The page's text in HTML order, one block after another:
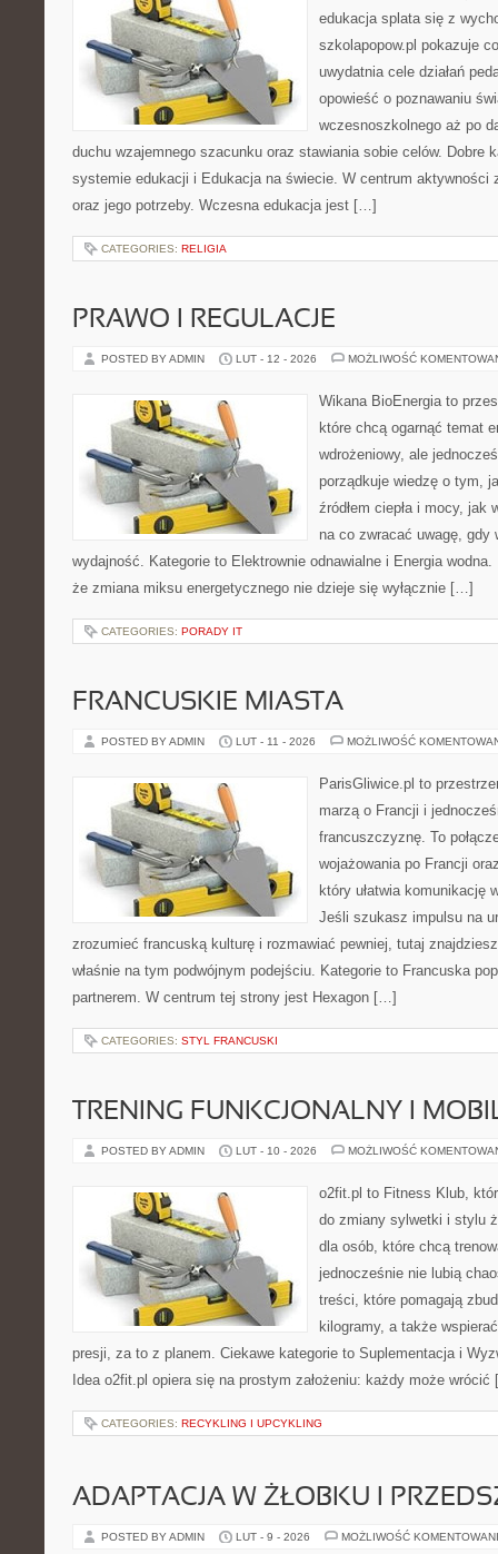
edukacja splata się z
szkolapopow.pl pokazuje
uwydatnia cele działań
opowieść o poznawaniu
wczesnoszkolnego aż po
duchu wzajemnego szacunku oraz stawiania sobie celów. Dobre
systemie edukacji i Edukacja na świecie. W centrum aktywności
oraz jego potrzeby. Wczesna edukacja jest […]
CATEGORIES: RELIGIA
PRAWO I REGULACJE
POSTED BY ADMIN LUT - 12 - 2026 MOŻLIWOŚĆ
Wikana BioEnergia to
które chcą ogarnąć temat
wdrożeniowy, ale
porządkuje wiedzę o tym,
źródłem ciepła i mocy, jak
na co zwracać uwagę, gdy
wydajność. Kategorie to Elektrownie odnawialne i Energia
że zmiana miksu energetycznego nie dzieje się wyłącznie […]
CATEGORIES: PORADY IT
FRANCUSKIE MIASTA
POSTED BY ADMIN LUT - 11 - 2026 MOŻLIWOŚĆ
ParisGliwice.pl to
marzą o Francji i
francuszczyznę. To
wojażowania po Francji
który ułatwia komunikację
Jeśli szukasz impulsu na
zrozumieć francuską kulturę i rozmawiać pewniej, tutaj
właśnie na tym podwójnym podejściu. Kategorie to Francuska
partnerem. W centrum tej strony jest Hexagon […]
CATEGORIES: STYL FRANCUSKI
TRENING FUNKCJONALNY I
POSTED BY ADMIN LUT - 10 - 2026 MOŻLIWOŚĆ
o2fit.pl to Fitness Klub,
do zmiany sylwetki i stylu
dla osób, które chcą
jednocześnie nie lubią
treści, które pomagają
kilogramy, a także
presji, za to z planem. Ciekawe kategorie to Suplementacja i
Idea o2fit.pl opiera się na prostym założeniu: każdy może
CATEGORIES: RECYKLING I UPCYKLING
ADAPTACJA W ŻŁOBKU I
POSTED BY ADMIN LUT - 9 - 2026 MOŻLIWOŚĆ